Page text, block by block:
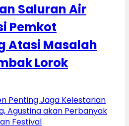
Saluran Air
Pemkot
Atasi Masalah
Lorok